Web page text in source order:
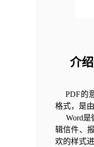
介绍
PDF的意
格式，是
Word是
辑信件、
欢的样式